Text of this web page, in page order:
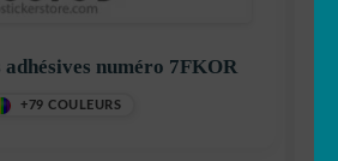
adhésives numéro 7FKOR
+79 COULEURS